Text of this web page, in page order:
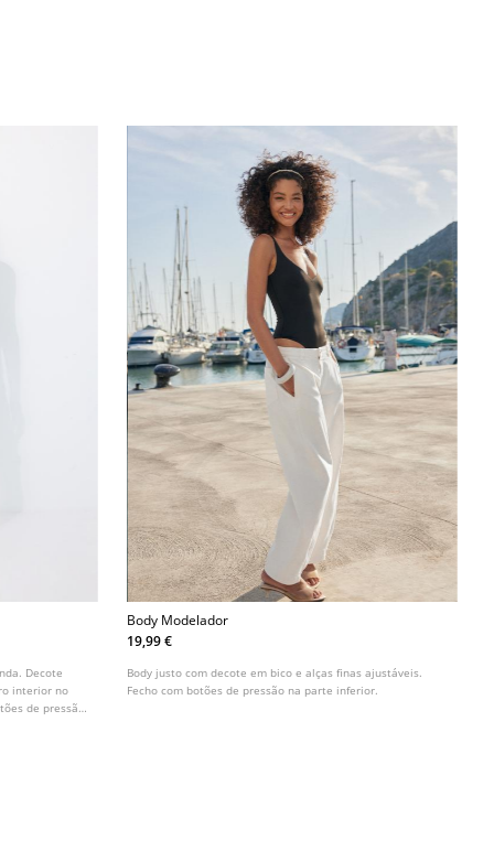
Decote
interior no
de pressão.
Body Modelador
19,99 €
Body justo com decote em bico e alças finas ajustáveis.
Fecho com botões de pressão na parte inferior.